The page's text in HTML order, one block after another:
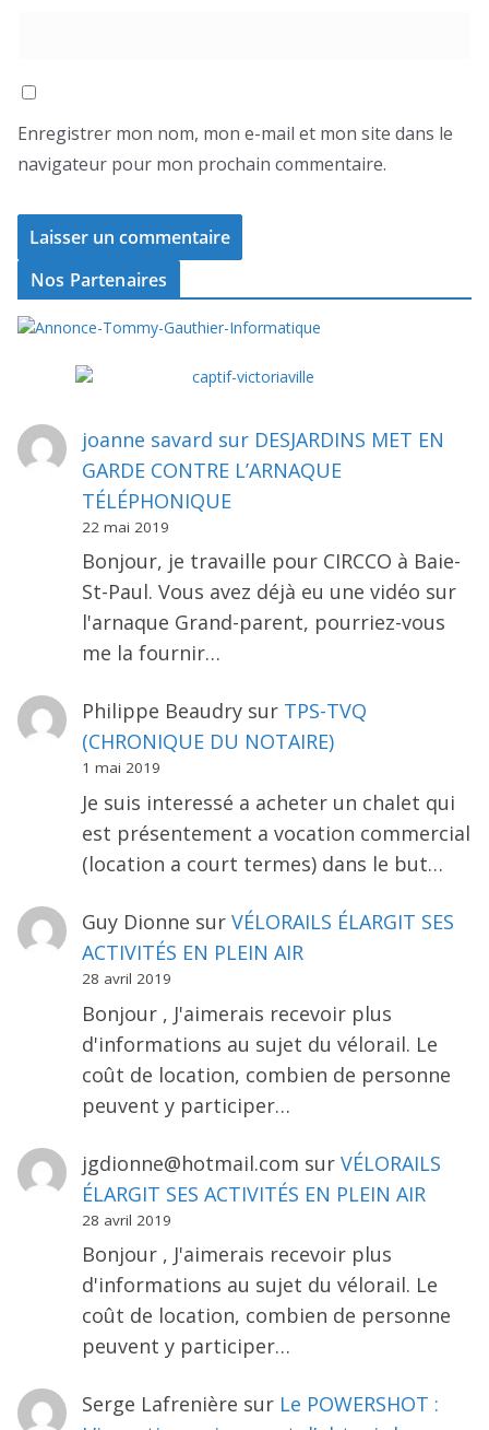
Enregistrer mon nom, mon e-mail et mon site dans le
navigateur pour mon prochain commentaire.
Nos Partenaires
joanne savard sur DESJARDINS MET EN
GARDE CONTRE L’ARNAQUE
TÉLÉPHONIQUE
22 mai 2019
Bonjour, je travaille pour CIRCCO à Baie-
St-Paul. Vous avez déjà eu une vidéo sur
l'arnaque Grand-parent, pourriez-vous
me la fournir…
Philippe Beaudrysur TPS-TVQ
(CHRONIQUE DU NOTAIRE)
1 mai 2019
Je suis interessé a acheter un chalet qui
est présentement a vocation commercial
(location a court termes) dans le but…
Guy Dionne sur VÉLORAILS ÉLARGIT SES
ACTIVITÉS EN PLEIN AIR
28 avril 2019
Bonjour , J'aimerais recevoir plus
d'informations au sujet du vélorail. Le
coût de location, combien de personne
peuvent y participer…
jgdionne@hotmail.com sur VÉLORAILS
ÉLARGIT SES ACTIVITÉS EN PLEIN AIR
28 avril 2019
Bonjour , J'aimerais recevoir plus
d'informations au sujet du vélorail. Le
coût de location, combien de personne
peuvent y participer…
Serge Lafrenière sur Le POWERSHOT :